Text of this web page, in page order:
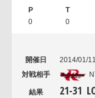
0 0
2014/01/11
21-31